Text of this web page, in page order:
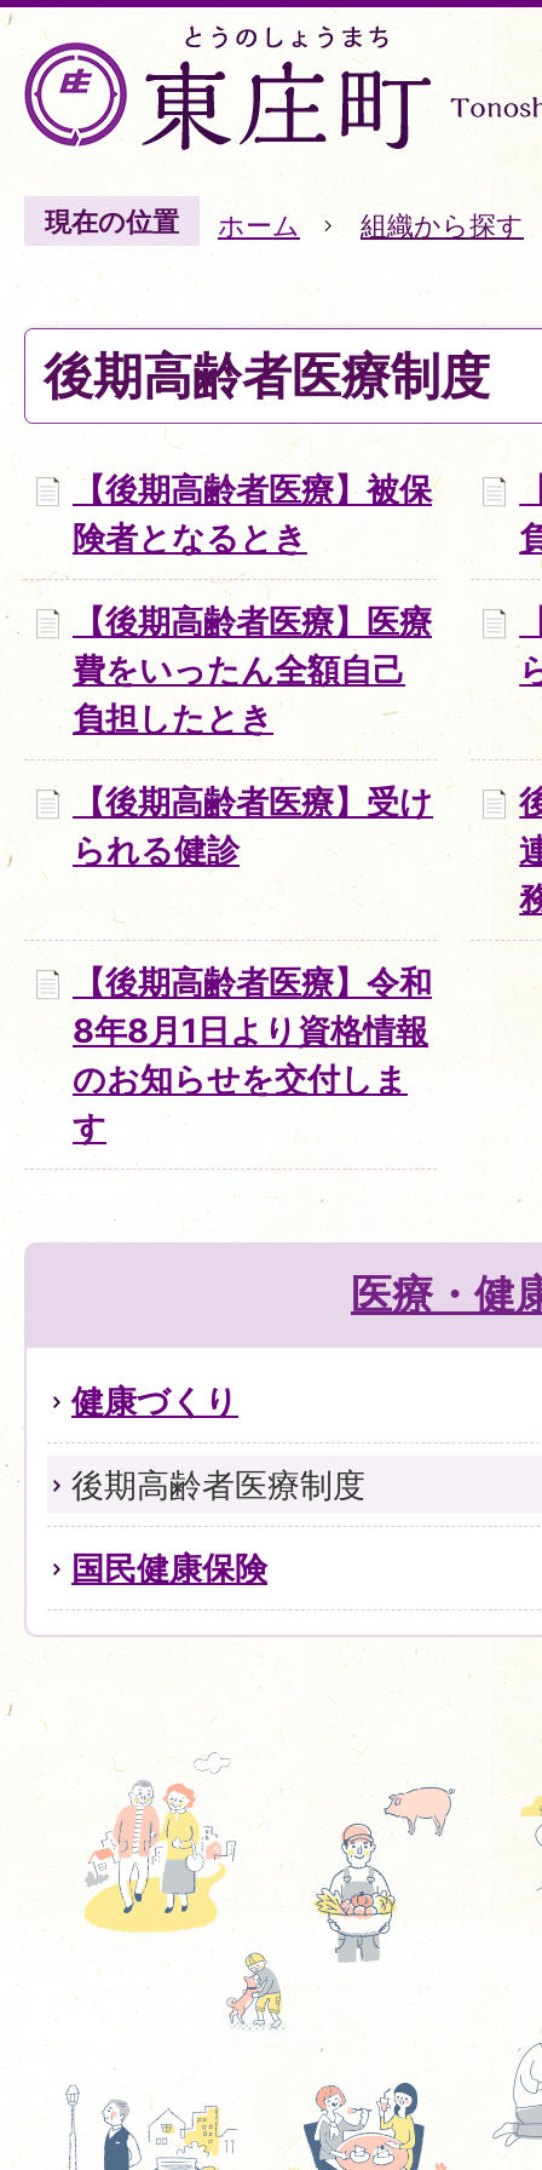
現在の位置 ホーム 組織から探す
後期高齢者医療制度
【後期高齢者医療】被保
険者となるとき
【後期高齢者医療】医療
費をいったん全額自己
負担したとき
【後期高齢者医療】受け
られる健診
【後期高齢者医療】令和
8年8月1日より資格情報
のお知らせを交付しま
す
医療・健
健康づくり
後期高齢者医療制度
国民健康保険